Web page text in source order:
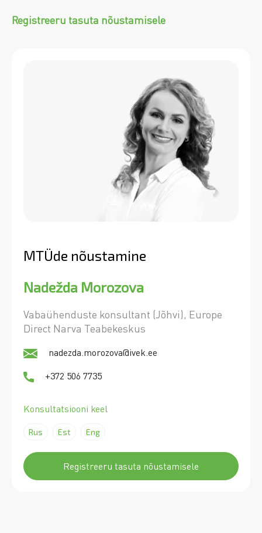
Registreeru tasuta nõustamisele
MTÜde nõustamine
Nadežda Morozova
Vabaühenduste konsultant (Jõhvi), Europe
Direct Narva Teabekeskus
nadezda.morozova@ivek.ee
+372 506 7735
Registreeru tasuta nõustamisele
Konsultatsiooni keel
Rus Est Eng